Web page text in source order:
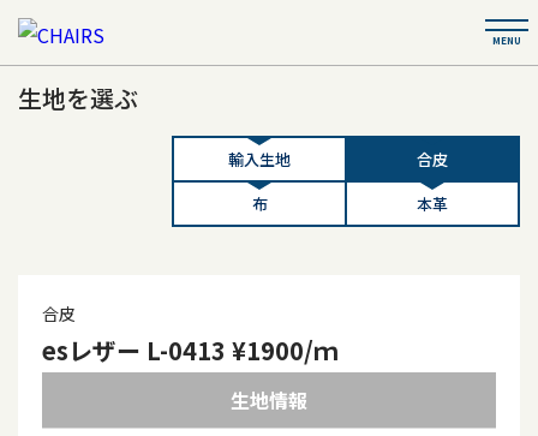
生地を選ぶ
輸入生地
合皮
布
本革
合皮
esレザー L-0413 ¥1900/ｍ
生地情報